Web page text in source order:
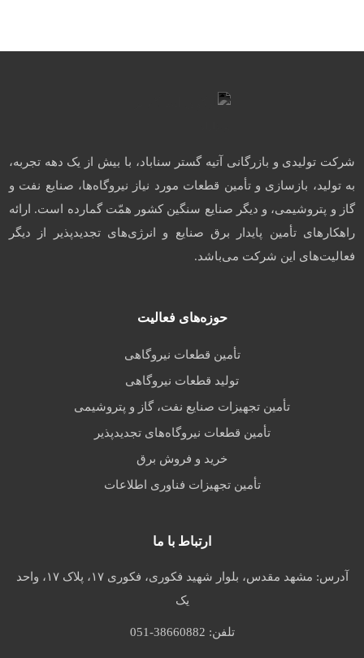
شرکت تولیدی و بازرگانی آتیه گستر سناباد، با بیش از یک دهه تجربه،
به تولید، بازسازی و تأمین قطعات مورد نیاز نیروگاه‌ها، صنایع نفت و
گاز و پتروشیمی، و دیگر صنایع سنگین کشور همّت گمارده است. ارائه
راهکارهای تأمین پایدار برق صنایع و انرژی‌های تجدیدپذیر از دیگر
فعالیت‌های این شرکت می‌باشد.
حوزه‌های فعالیت
تأمین قطعات نیروگاهی
تولید قطعات نیروگاهی
تأمین تجهیزات صنایع نفت، گاز و پتروشیمی
تأمین قطعات نیروگاه‌های تجدیدپذیر
خرید و فروش برق
تأمین تجهیزات فناوری اطلاعات
ارتباط با ما
آدرس:
مشهد مقدس، بلوار شهید فکوری، فکوری ۱۷، پلاک ۱۷، واحد
یک
تلفن: 051-38660882